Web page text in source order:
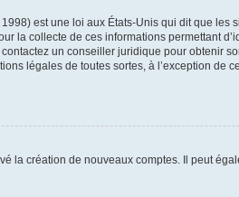
est une loi aux États-Unis qui dit que les
la collecte de ces informations permettant
un conseiller juridique pour obtenir
légales de toutes sortes, à l’exception
la création de nouveaux comptes. Il peut